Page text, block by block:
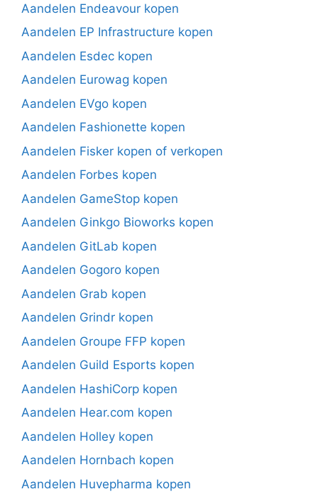
Aandelen Endeavour kopen
Aandelen EP Infrastructure kopen
Aandelen Esdec kopen
Aandelen Eurowag kopen
Aandelen EVgo kopen
Aandelen Fashionette kopen
Aandelen Fisker kopen of verkopen
Aandelen Forbes kopen
Aandelen GameStop kopen
Aandelen Ginkgo Bioworks kopen
Aandelen GitLab kopen
Aandelen Gogoro kopen
Aandelen Grab kopen
Aandelen Grindr kopen
Aandelen Groupe FFP kopen
Aandelen Guild Esports kopen
Aandelen HashiCorp kopen
Aandelen Hear.com kopen
Aandelen Holley kopen
Aandelen Hornbach kopen
Aandelen Huvepharma kopen